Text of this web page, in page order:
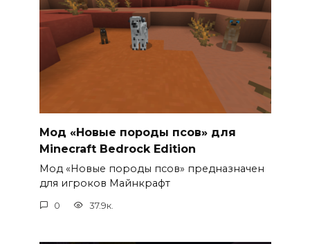
Мод «Новые породы псов» для
Minecraft Bedrock Edition
Мод «Новые породы псов» предназначен
для игроков Майнкрафт
0 37.9к.